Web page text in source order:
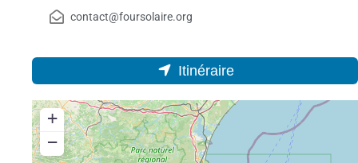
contact@foursolaire.org
Itinéraire
+
−